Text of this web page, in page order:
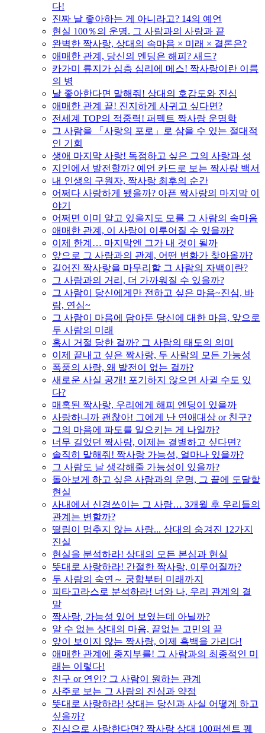
다!
진짜 날 좋아하는 게 아니라고? 14의 예언
현실 100％의 운명. 그 사람과의 사랑과 끝
완벽한 짝사랑, 상대의 속마음 × 미래 × 결론은?
애매한 관계, 당신의 엔딩은 해피? 새드?
카가미 류지가 심층 심리에 메스! 짝사랑이란 이름
의 병
날 좋아한다면 말해줘! 상대의 호감도와 진심
애매한 관계 끝! 진지하게 사귀고 싶다면?
전세계 TOP의 적중력! 퍼펙트 짝사랑 운명학
그 사람을 「사랑의 포로」로 삼을 수 있는 절대적
인 기회
생애 마지막 사랑! 독점하고 싶은 그의 사랑과 성
지인에서 발전할까? 예언 카드로 보는 짝사랑 백서
내 인생의 구원자, 짝사랑 최후의 순간
어쩌다 사랑하게 됐을까? 아픈 짝사랑의 마지막 이
야기
어쩌면 이미 알고 있을지도 모를 그 사람의 속마음
애매한 관계, 이 사랑이 이루어질 수 있을까?
이제 한계… 마지막엔 그가 내 것이 될까
앞으로 그 사람과의 관계, 어떤 변화가 찾아올까?
길어진 짝사랑을 마무리할 그 사람의 자백이란?
그 사람과의 거리, 더 가까워질 수 있을까?
그 사람이 당신에게만 전하고 싶은 마음~진심, 바
람, 연심~
그 사람이 마음에 담아둔 당신에 대한 마음, 앞으로
두 사람의 미래
혹시 거절 당한 걸까? 그 사람의 태도의 의미
이제 끝내고 싶은 짝사랑, 두 사람의 모든 가능성
폭풍의 사랑, 왜 발전이 없는 걸까?
새로운 사실 공개! 포기하지 않으면 사귈 수도 있
다?
매혹된 짝사랑, 우리에게 해피 엔딩이 있을까
사랑하니까 괜찮아! 그에게 난 연애대상 or 친구?
그의 마음에 파도를 일으키는 게 나일까?
너무 길었던 짝사랑, 이제는 결별하고 싶다면?
솔직히 말해줘! 짝사랑 가능성, 얼마나 있을까?
그 사람도 날 생각해줄 가능성이 있을까?
돌아보게 하고 싶은 사람과의 운명, 그 끝에 도달할
현실
사내에서 신경쓰이는 그 사람… 3개월 후 우리들의
관계는 변할까?
떨림이 멈추지 않는 사랑... 상대의 숨겨진 12가지
진실
현실을 분석하라! 상대의 모든 본심과 현실
뜻대로 사랑하라! 간절한 짝사랑, 이루어질까?
두 사람의 숙연～ 궁합부터 미래까지
피타고라스로 분석하라! 너와 나, 우리 관계의 결
말
짝사랑, 가능성 있어 보였는데 아닐까?
알 수 없는 상대의 마음, 끝없는 고민의 끝
앞이 보이지 않는 짝사랑, 이제 흑백을 가리다!
애매한 관계에 종지부를! 그 사람과의 최종적인 미
래는 이렇다!
친구 or 연인? 그 사람이 원하는 관계
사주로 보는 그 사람의 진심과 약점
뜻대로 사랑하라! 상대는 당신과 사실 어떻게 하고
싶을까?
진심으로 사랑한다면? 짝사랑 상대 100퍼센트 꿰